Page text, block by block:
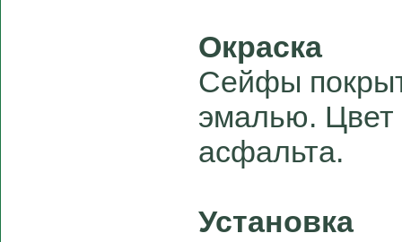
Окраска
Сейфы
эмалью. Цвет
асфальта.
Установка